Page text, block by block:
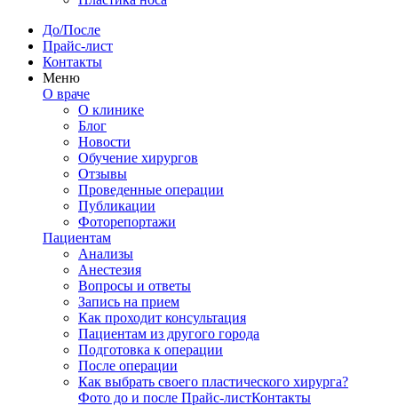
До/После
Прайс-лист
Контакты
Меню
О враче
О клинике
Блог
Новости
Обучение хирургов
Отзывы
Проведенные операции
Публикации
Фоторепортажи
Пациентам
Анализы
Анестезия
Вопросы и ответы
Запись на прием
Как проходит консультация
Пациентам из другого города
Подготовка к операции
После операции
Как выбрать своего пластического хирурга?
Фото до и после Прайс-листКонтакты